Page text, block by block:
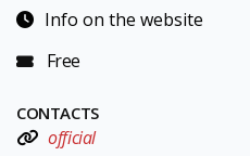
Info on the website
Free
CONTACTS
official